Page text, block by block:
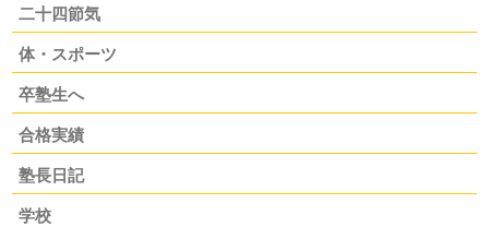
二十四節気
体・スポーツ
卒塾生へ
合格実績
塾長日記
学校